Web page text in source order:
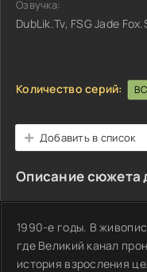
Озвучка:
DubLik.Tv, FSG Jade
Количество серий:
Добавить в список
Описание сюжета
1990-е годы. В
где Великий канал
история взросления